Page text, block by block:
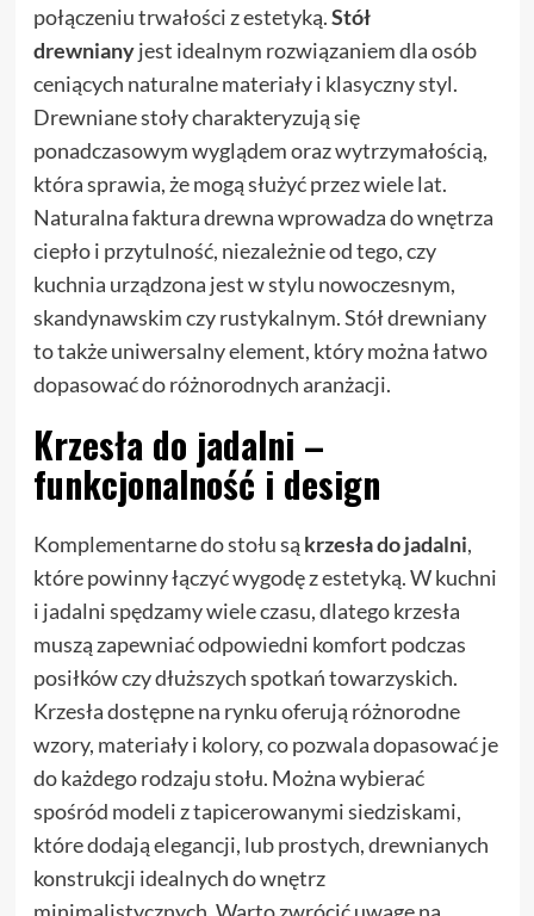
połączeniu trwałości z estetyką.Stół
drewnianyjest idealnym rozwiązaniem dla osób
ceniących naturalne materiały i klasyczny styl.
Drewniane stoły charakteryzują się
ponadczasowym wyglądem oraz wytrzymałością,
która sprawia, że mogą służyć przez wiele lat.
Naturalna faktura drewna wprowadza do wnętrza
ciepło i przytulność, niezależnie od tego, czy
kuchnia urządzona jest w stylu nowoczesnym,
skandynawskim czy rustykalnym. Stół drewniany
to także uniwersalny element, który można łatwo
dopasować do różnorodnych aranżacji.
Krzesła do jadalni –
funkcjonalność i design
Komplementarne do stołu są krzesła do jadalni,
które powinny łączyć wygodę z estetyką. W kuchni
i jadalni spędzamy wiele czasu, dlatego krzesła
muszą zapewniać odpowiedni komfort podczas
posiłków czy dłuższych spotkań towarzyskich.
Krzesła dostępne na rynku oferują różnorodne
wzory, materiały i kolory, co pozwala dopasować je
do każdego rodzaju stołu. Można wybierać
spośród modeli z tapicerowanymi siedziskami,
które dodają elegancji, lub prostych, drewnianych
konstrukcji idealnych do wnętrz